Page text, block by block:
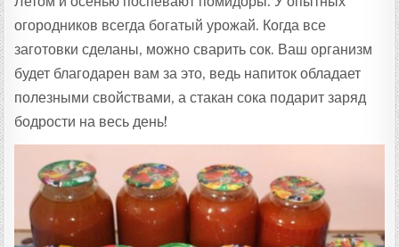
огородников всегда богатый урожай. Когда все
заготовки сделаны, можно сварить сок. Ваш организм
будет благодарен вам за это, ведь напиток обладает
полезными свойствами, а стакан сока подарит заряд
бодрости на весь день!